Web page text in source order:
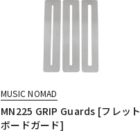
MUSIC NOMAD
MN225 GRIP Guards [フレット
ボードガード]